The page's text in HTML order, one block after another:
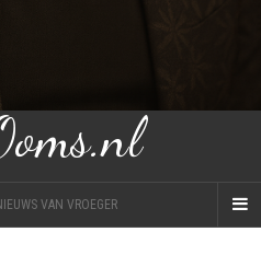
VAN VROEGER